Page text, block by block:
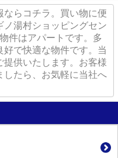
らコチラ。買い物に便
湯村ショッピングセン
件はアパートです。多
好で快適な物件です。当
供いたします。お客様
したら、お気軽に当社へ